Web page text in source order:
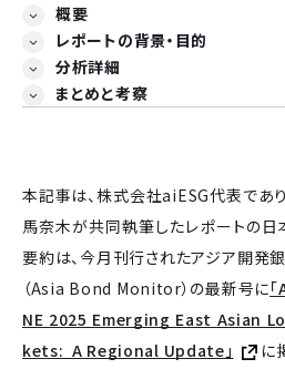
概要
レポートの背景・目的
分析詳細
まとめと考察
本記事は、株式会社aiESG代表であ
馬奈木が共同執筆したレポートの日
要約は、今月刊行されたアジア開発
（Asia Bond Monitor）の最新号に
NE 2025 Emerging East Asian
kets: A Regional Update」
に